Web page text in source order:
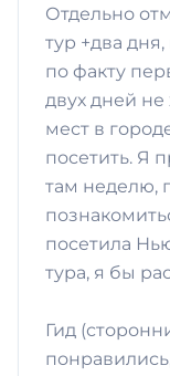
Отдельно
тур +два
по факту
двух дней
мест в
посетить. Я
там неделю,
посетила
тура, я бы
Гид